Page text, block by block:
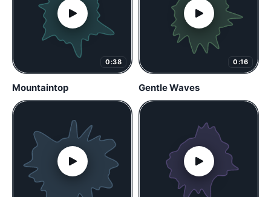
0:38
Mountaintop
0:16
Gentle Waves